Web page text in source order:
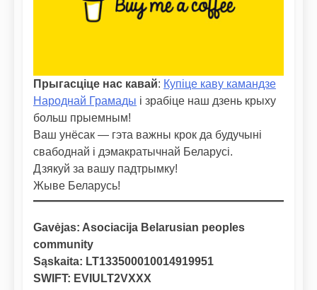
Прыгасціце нас кавай: Купіце каву камандзе
Народнай Грамады і зрабіце наш дзень крыху
больш прыемным!
Ваш унёсак — гэта важны крок да будучыні
свабоднай і дэмакратычнай Беларусі.
Дзякуй за вашу падтрымку!
Жыве Беларусь!
Gavėjas: Asociacija Belarusian peoples
community
Sąskaita: LT133500010014919951
SWIFT: EVIULT2VXXX